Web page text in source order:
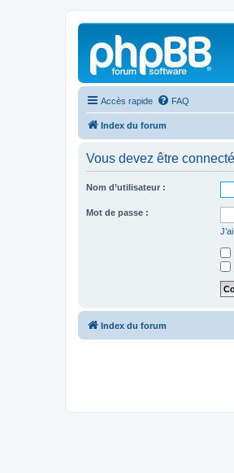
Accès rapide FAQ
Index du forum
Vous devez être
Nom d’utilisateur :
Mot de passe :
Index du forum